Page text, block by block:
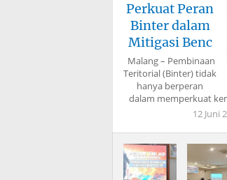
Perkuat Peran
Binter dalam
Mitigasi Benc
Malang – Pembinaan
Teritorial (Binter) tidak
hanya berperan
dalam memperkuat
12 Juni